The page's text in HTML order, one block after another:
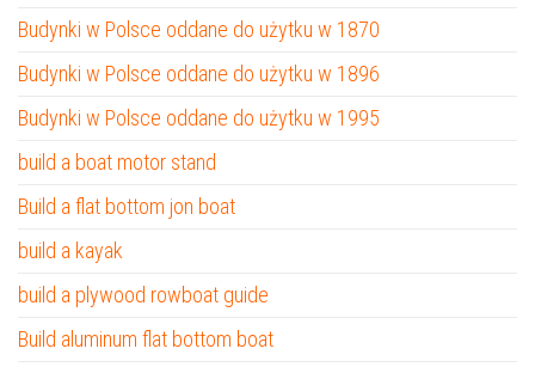
Budynki w Polsce oddane do użytku w 1870
Budynki w Polsce oddane do użytku w 1896
Budynki w Polsce oddane do użytku w 1995
build a boat motor stand
Build a flat bottom jon boat
build a kayak
build a plywood rowboat guide
Build aluminum flat bottom boat